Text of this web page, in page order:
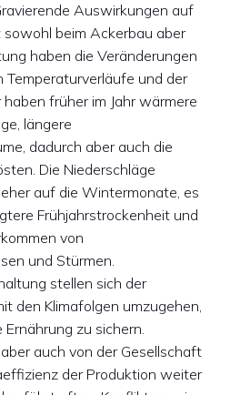
Auswirkungen auf
beim Ackerbau aber
haben die Veränderungen
Temperaturverläufe und der
früher im Jahr wärmere
längere
dadurch aber auch die
Die Niederschläge
auf die Wintermonate, es
Frühjahrstrockenheit und
von
und Stürmen.
stellen sich der
den Klimafolgen umzugehen,
zu sichern.
auch von der Gesellschaft
der Produktion weiter